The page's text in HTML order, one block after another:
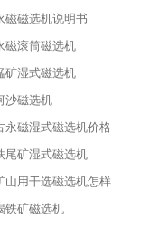
磁磁选机说明书
磁滚筒磁选机
矿湿式磁选机
沙磁选机
永磁湿式磁选机价格
尾矿湿式磁选机
甘肃矿山用干选磁选机怎样调磁
铁矿磁选机